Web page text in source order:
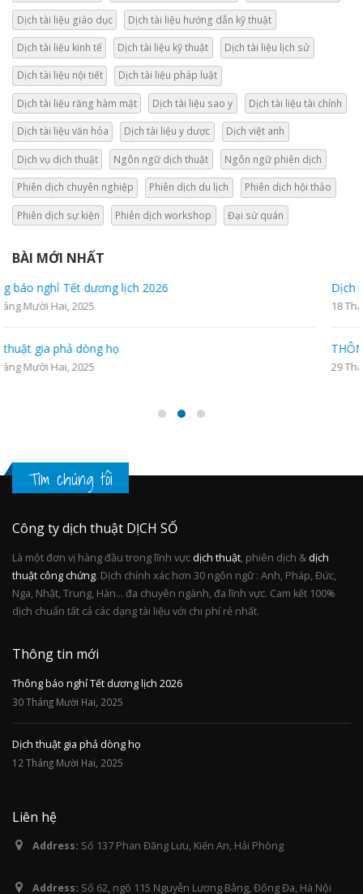
Dịch tài liệu giáo dục Dịch tài liệu hướng dẫn kỹ thuật
Dịch tài liệu kinh tế Dịch tài liệu kỹ thuật Dịch tài liệu lịch sử
Dịch tài liệu nội tiết Dịch tài liệu pháp luật
Dịch tài liệu răng hàm mặt Dịch tài liệu sao y Dịch tài liệu tài chính
Dịch tài liệu văn hóa Dịch tài liệu y dược Dịch việt anh
Dịch vụ dịch thuật Ngôn ngữ dịch thuật Ngôn ngữ phiên dịch
Phiên dịch chuyên nghiệp Phiên dịch du lịch Phiên dịch hội thảo
Phiên dịch sự kiện Phiên dịch workshop Đại sứ quán
BÀI MỚI NHẤT
Dịch thuật hồ sơ đi du học nước ngoài chính xác nhất
18 Tháng Bảy, 2025
THÔNG BÁO LỊCH NGHỈ LỄ
29 Tháng Tư, 2025
Tìm chúng tôi
Công ty dịch thuật DỊCH SỐ
Là một đơn vị hàng đầu trong lĩnh vực dịch thuật, phiên dịch & dịch
thuật công chứng. Dịch chính xác hơn 30 ngôn ngữ : Anh, Pháp, Đức,
Nga, Nhật, Trung, Hàn... đa chuyên ngành, đa lĩnh vực. Cam kết 100%
dịch chuẩn tất cả các dạng tài liệu với chi phí rẻ nhất.
Thông tin mới
Thông báo nghỉ Tết dương lịch 2026
30 Tháng Mười Hai, 2025
Dịch thuật gia phả dòng họ
12 Tháng Mười Hai, 2025
Liên hệ
Address: Số 137 Phan Đăng Lưu, Kiến An, Hải Phòng
Address: Số 62, ngõ 115 Nguyễn Lương Bằng, Đống Đa, Hà Nội